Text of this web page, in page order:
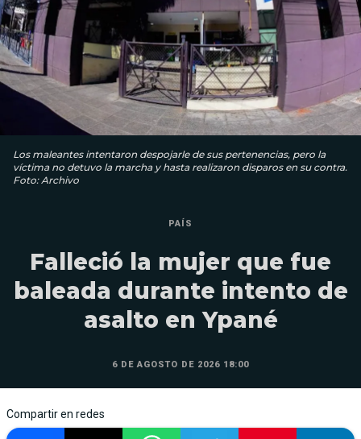
Los maleantes intentaron despojarle de sus pertenencias, pero la
víctima no detuvo la marcha y hasta realizaron disparos en su contra.
Foto: Archivo
PAÍS
Falleció la mujer que fue
baleada durante intento de
asalto en Ypané
6 DE AGOSTO DE 2026 18:00
Compartir en redes